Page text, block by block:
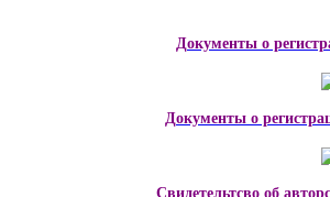
Документы о
Документы о
Свидетельтсво об